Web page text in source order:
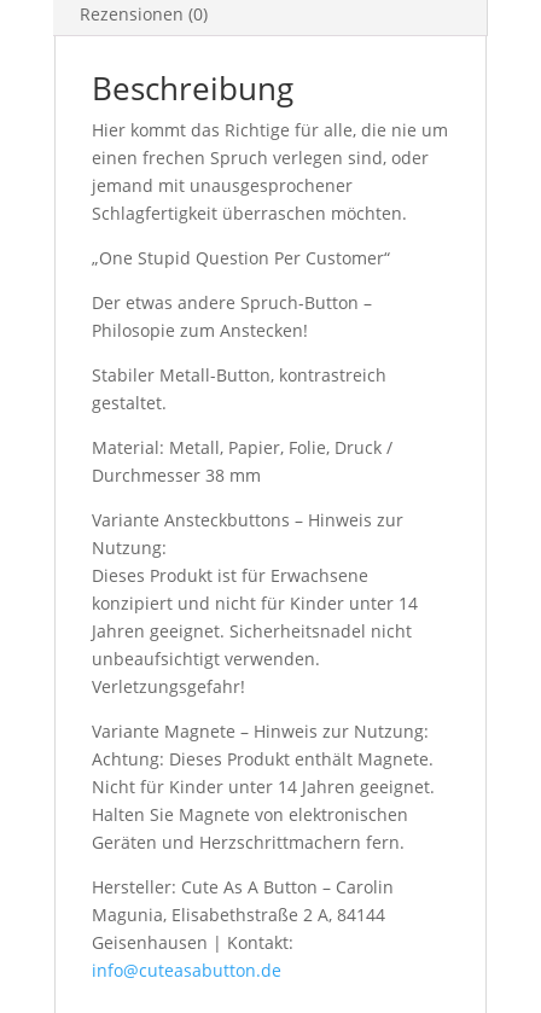
Rezensionen (0)
Beschreibung
Hier kommt das Richtige für alle, die nie um
einen frechen Spruch verlegen sind, oder
jemand mit unausgesprochener
Schlagfertigkeit überraschen möchten.
„One Stupid Question Per Customer“
Der etwas andere Spruch-Button –
Philosopie zum Anstecken!
Stabiler Metall-Button, kontrastreich
gestaltet.
Material: Metall, Papier, Folie, Druck /
Durchmesser 38 mm
Variante Ansteckbuttons – Hinweis zur
Nutzung:
Dieses Produkt ist für Erwachsene
konzipiert und nicht für Kinder unter 14
Jahren geeignet. Sicherheitsnadel nicht
unbeaufsichtigt verwenden.
Verletzungsgefahr!
Variante Magnete – Hinweis zur Nutzung:
Achtung: Dieses Produkt enthält Magnete.
Nicht für Kinder unter 14 Jahren geeignet.
Halten Sie Magnete von elektronischen
Geräten und Herzschrittmachern fern.
Hersteller: Cute As A Button – Carolin
Magunia, Elisabethstraße 2 A, 84144
Geisenhausen | Kontakt:
info@cuteasabutton.de